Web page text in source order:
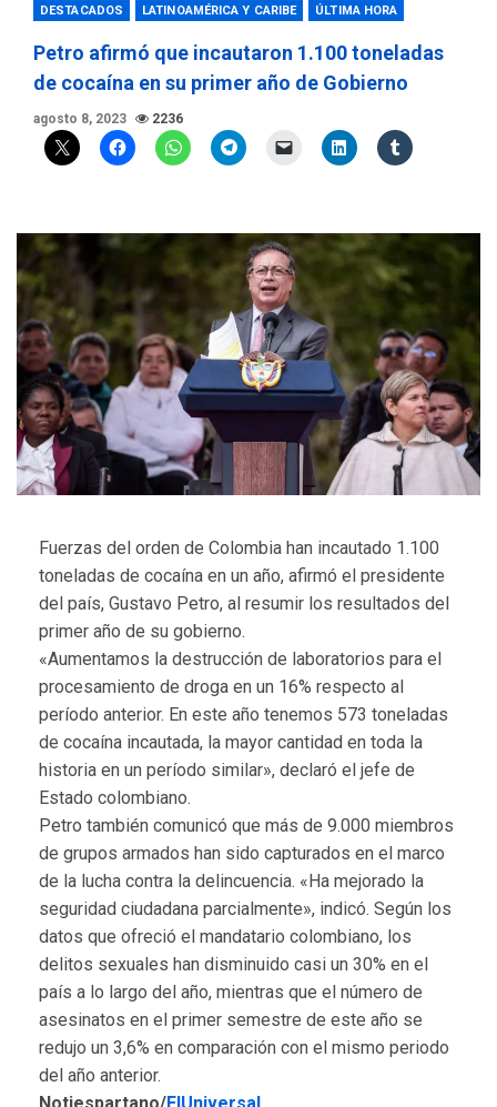
DESTACADOS LATINOAMÉRICA Y CARIBE ÚLTIMA HORA
Petro afirmó que incautaron 1.100 toneladas
de cocaína en su primer año de Gobierno
agosto 8, 2023 2236
Fuerzas del orden de Colombia han incautado 1.100
toneladas de cocaína en un año, afirmó el presidente
del país, Gustavo Petro, al resumir los resultados del
primer año de su gobierno.
«Aumentamos la destrucción de laboratorios para el
procesamiento de droga en un 16% respecto al
período anterior. En este año tenemos 573 toneladas
de cocaína incautada, la mayor cantidad en toda la
historia en un período similar», declaró el jefe de
Estado colombiano.
Petro también comunicó que más de 9.000 miembros
de grupos armados han sido capturados en el marco
de la lucha contra la delincuencia. «Ha mejorado la
seguridad ciudadana parcialmente», indicó. Según los
datos que ofreció el mandatario colombiano, los
delitos sexuales han disminuido casi un 30% en el
país a lo largo del año, mientras que el número de
asesinatos en el primer semestre de este año se
redujo un 3,6% en comparación con el mismo periodo
del año anterior.